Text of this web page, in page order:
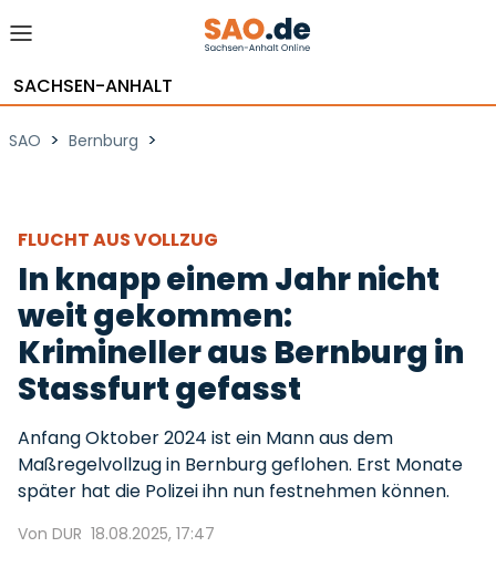
SACHSEN-ANHALT
SAO > Bernburg >
FLUCHT AUS VOLLZUG
In knapp einem Jahr nicht
weit gekommen:
Krimineller aus Bernburg in
Stassfurt gefasst
Anfang Oktober 2024 ist ein Mann aus dem
Maßregelvollzug in Bernburg geflohen. Erst Monate
später hat die Polizei ihn nun festnehmen können.
Von DUR 18.08.2025, 17:47